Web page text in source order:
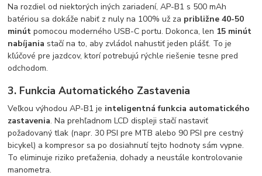
Na rozdiel od niektorých iných zariadení, AP-B1 s 500 mAh
batériou sa dokáže nabiť z nuly na 100% už za približne 40-50
minút pomocou moderného USB-C portu. Dokonca, len 15 minút
nabíjania stačí na to, aby zvládol nahustiť jeden plášť. To je
kľúčové pre jazdcov, ktorí potrebujú rýchle riešenie tesne pred
odchodom.
3. Funkcia Automatického Zastavenia
Veľkou výhodou AP-B1 je inteligentná funkcia automatického
zastavenia. Na prehľadnom LCD displeji stačí nastaviť
požadovaný tlak (napr. 30 PSI pre MTB alebo 90 PSI pre cestný
bicykel) a kompresor sa po dosiahnutí tejto hodnoty sám vypne.
To eliminuje riziko preťaženia, dohady a neustále kontrolovanie
manometra.